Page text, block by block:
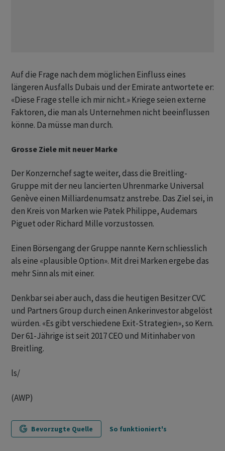
Auf die Frage nach dem möglichen Einfluss eines
längeren Ausfalls Dubais und der Emirate antwortete er:
«Diese Frage stelle ich mir nicht.» Kriege seien externe
Faktoren, die man als Unternehmen nicht beeinflussen
könne. Da müsse man durch.
Grosse Ziele mit neuer Marke
Der Konzernchef sagte weiter, dass die Breitling-
Gruppe mit der neu lancierten Uhrenmarke Universal
Genève einen Milliardenumsatz anstrebe. Das Ziel sei, in
den Kreis von Marken wie Patek Philippe, Audemars
Piguet oder Richard Mille vorzustossen.
Einen Börsengang der Gruppe nannte Kern schliesslich
als eine «plausible Option». Mit drei Marken ergebe das
mehr Sinn als mit einer.
Denkbar sei aber auch, dass die heutigen Besitzer CVC
und Partners Group durch einen Ankerinvestor abgelöst
würden. «Es gibt verschiedene Exit-Strategien», so Kern.
Der 61-Jährige ist seit 2017 CEO und Mitinhaber von
Breitling.
ls/
(AWP)
Bevorzugte Quelle So funktioniert's